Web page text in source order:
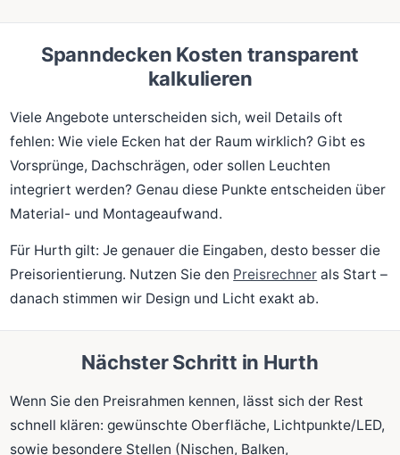
Spanndecken Kosten transparent
kalkulieren
Viele Angebote unterscheiden sich, weil Details oft
fehlen: Wie viele Ecken hat der Raum wirklich? Gibt es
Vorsprünge, Dachschrägen, oder sollen Leuchten
integriert werden? Genau diese Punkte entscheiden über
Material- und Montageaufwand.
Für Hurth gilt: Je genauer die Eingaben, desto besser die
Preisorientierung. Nutzen Sie den Preisrechner als Start –
danach stimmen wir Design und Licht exakt ab.
Nächster Schritt in Hurth
Wenn Sie den Preisrahmen kennen, lässt sich der Rest
schnell klären: gewünschte Oberfläche, Lichtpunkte/LED,
sowie besondere Stellen (Nischen, Balken,